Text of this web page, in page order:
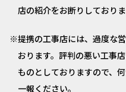
店の紹介をお断りしておりま
提携の工事店には、過度な
おります。評判の悪い工事
ものとしておりますので、
一報ください。